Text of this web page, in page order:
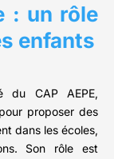
: un rôle
enfants
du CAP AEPE,
proposer des
dans les écoles,
Son rôle est